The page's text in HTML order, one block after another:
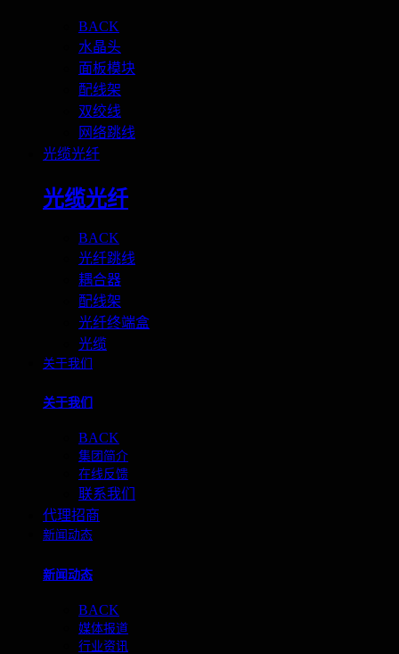
BACK
水晶头
面板模块
配线架
双绞线
网络跳线
光缆光纤
光缆光纤
BACK
光纤跳线
耦合器
配线架
光纤终端盒
光缆
关于我们
关于我们
BACK
集团简介
在线反馈
联系我们
代理招商
新闻动态
新闻动态
BACK
媒体报道
行业资讯